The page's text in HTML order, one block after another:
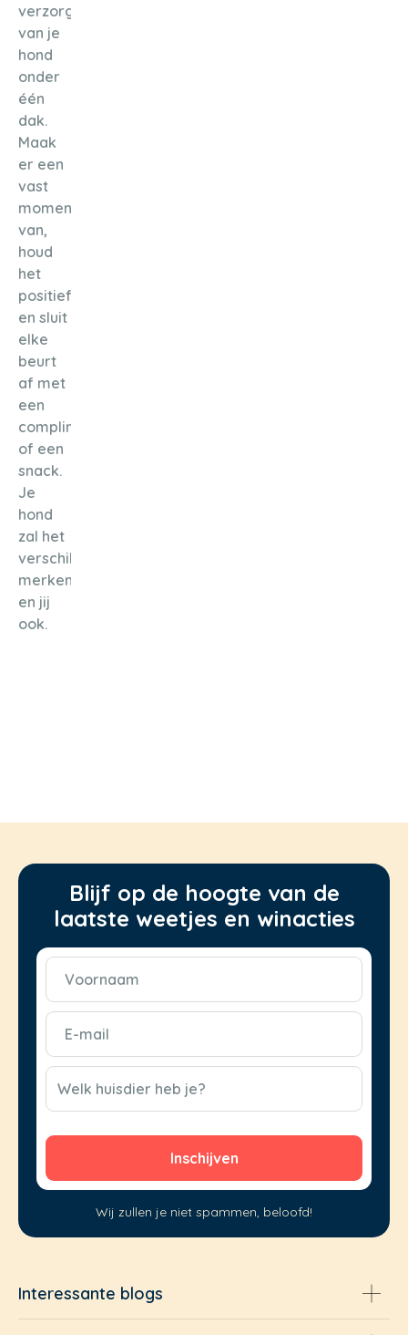
verzorging
van je
hond
onder
één
dak.
Maak
er een
vast
moment
van,
houd
het
positief
en sluit
elke
beurt
af met
een
complimentje
of een
snack.
Je
hond
zal het
verschil
merken,
en jij
ook.
Blijf op de hoogte van de
laatste weetjes en winacties
Voornaam
(Vereist)
E-
mail
(Vereist)
CAPTCHA
Welk huisdier heb je?
Wij zullen je niet spammen, beloofd!
Interessante blogs